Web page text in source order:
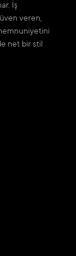
İş
veren,
net bir stil